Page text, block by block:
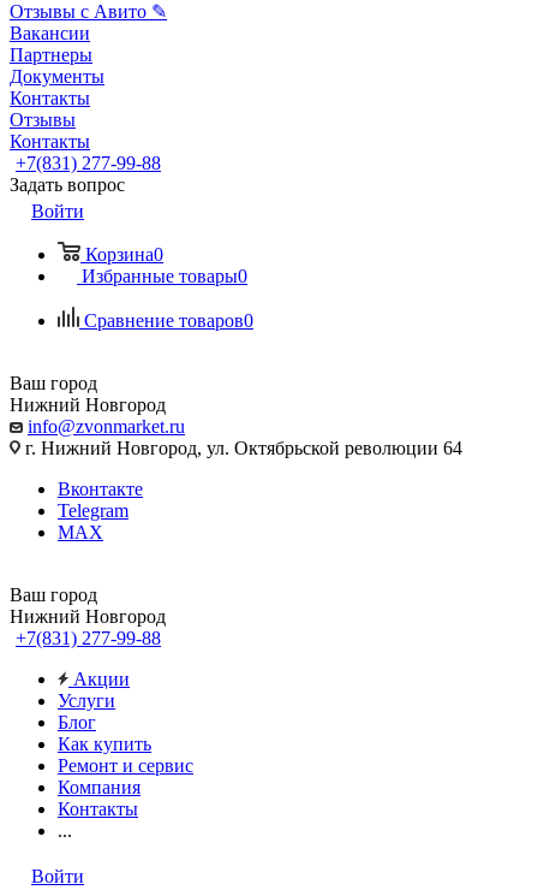
Отзывы с Авито ✎
Вакансии
Партнеры
Документы
Контакты
Отзывы
Контакты
+7(831) 277-99-88
Задать вопрос
Войти
Корзина0
Избранные товары0
Сравнение товаров0
Ваш город
Нижний Новгород
info@zvonmarket.ru
г. Нижний Новгород, ул. Октябрьской революции 64
Вконтакте
Telegram
MAX
Ваш город
Нижний Новгород
+7(831) 277-99-88
Акции
Услуги
Блог
Как купить
Ремонт и сервис
Компания
Контакты
...
Войти